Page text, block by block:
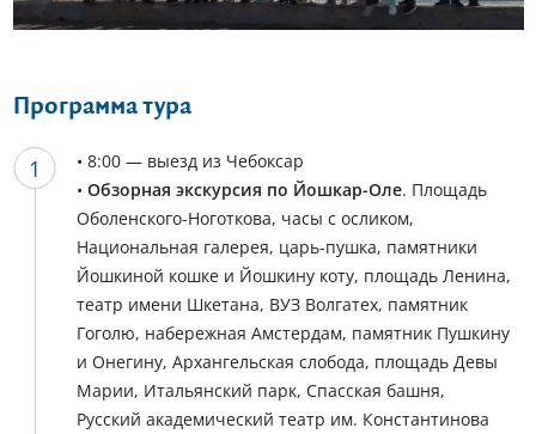
Еще 5 фото
Программа тура
• 8:00 — выезд из Чебоксар
• Обзорная экскурсия по Йошкар-Оле. Площадь
Оболенского-Ноготкова, часы с осликом,
Национальная галерея, царь-пушка, памятники
Йошкиной кошке и Йошкину коту, площадь Ленина,
театр имени Шкетана, ВУЗ Волгатех, памятник
Гоголю, набережная Амстердам, памятник Пушкину
и Онегину, Архангельская слобода, площадь Девы
Марии, Итальянский парк, Спасская башня,
Русский академический театр им. Константинова